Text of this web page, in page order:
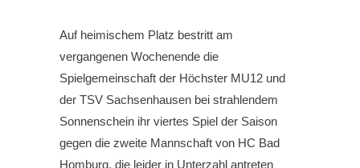
Auf heimischem Platz bestritt am
vergangenen Wochenende die
Spielgemeinschaft der Höchster MU12 und
der TSV Sachsenhausen bei strahlendem
Sonnenschein ihr viertes Spiel der Saison
gegen die zweite Mannschaft von HC Bad
Homburg, die leider in Unterzahl antreten